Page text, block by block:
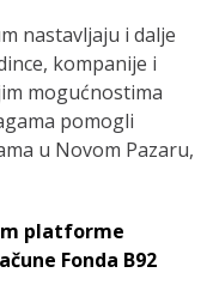
nastavljaju i dalje
kompanije i
mogućnostima
pomogli
u Novom Pazaru,
platforme
Fonda B92